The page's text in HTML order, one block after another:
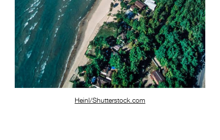
Heinl/Shutterstock.com